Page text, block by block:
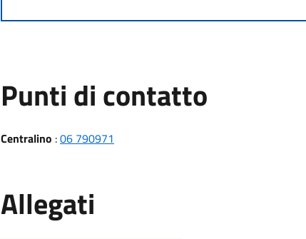
Punti di contatto
Centralino :06 790971
Allegati